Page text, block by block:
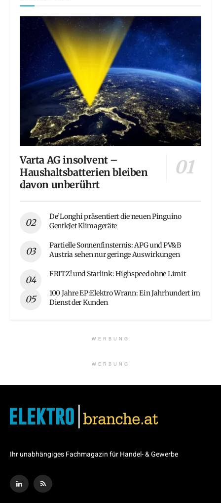
Varta AG insolvent –
Haushaltsbatterien bleiben
davon unberührt
De’Longhi präsentiert die neuen Pinguino
GentleJet Klimageräte
Partielle Sonnenfinsternis: APG und PV&B
Austria sehen nur geringe Auswirkungen
FRITZ! und Starlink: Highspeed ohne Limit
100 Jahre EP:Elektro Wrann: Ein Jahrhundert im
Dienst der Kunden
WERBUNG
WERBUNG
Ihr unabhängiges Fachmagazin für Handel- & Gewerbe